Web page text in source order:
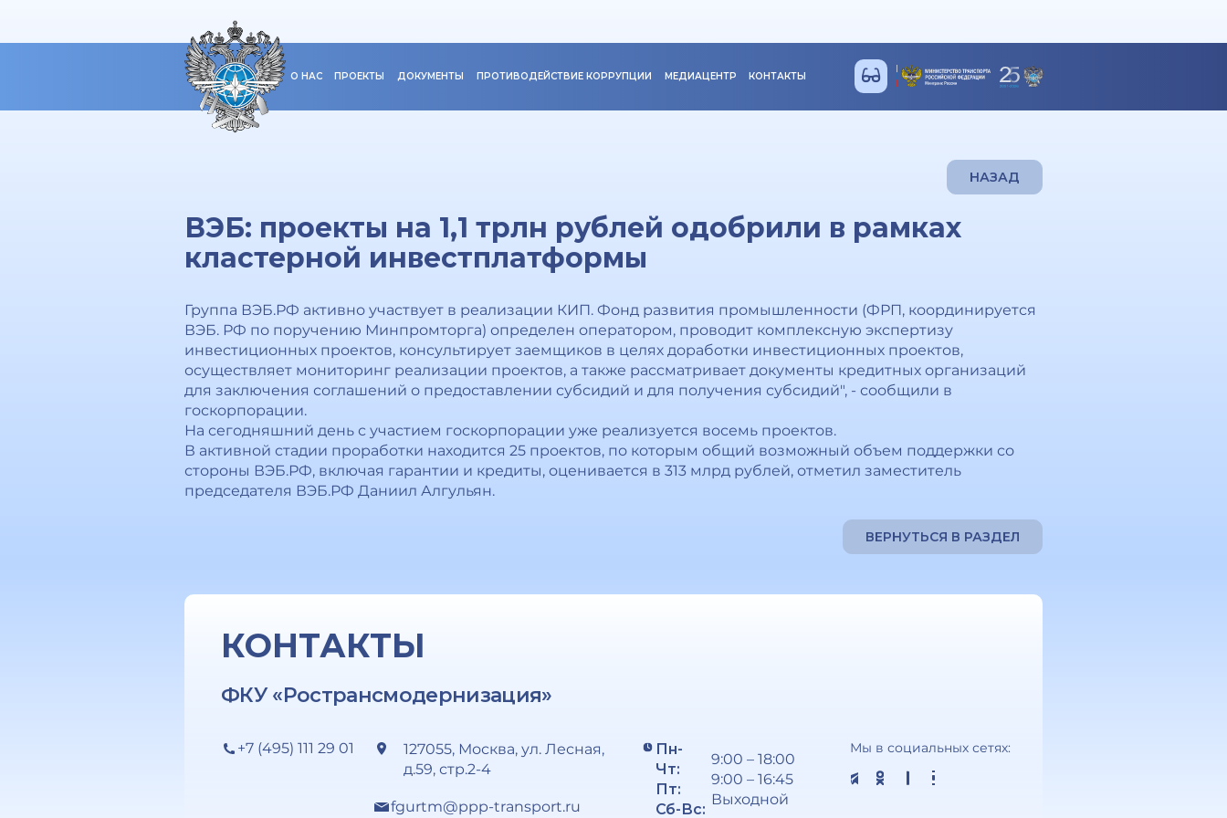
О НАС ПРОЕКТЫ ДОКУМЕНТЫ ПРОТИВОДЕЙСТВИЕ КОРРУПЦИИ МЕДИАЦЕНТР КОНТАКТЫ
НАЗАД
ВЭБ: проекты на 1,1 трлн рублей одобрили в рамках
кластерной инвестплатформы
Группа ВЭБ.РФ активно участвует в реализации КИП. Фонд развития промышленности (ФРП, координируется
ВЭБ. РФ по поручению Минпромторга) определен оператором, проводит комплексную экспертизу
инвестиционных проектов, консультирует заемщиков в целях доработки инвестиционных проектов,
осуществляет мониторинг реализации проектов, а также рассматривает документы кредитных организаций
для заключения соглашений о предоставлении субсидий и для получения субсидий", - сообщили в
госкорпорации.
На сегодняшний день с участием госкорпорации уже реализуется восемь проектов.
В активной стадии проработки находится 25 проектов, по которым общий возможный объем поддержки со
стороны ВЭБ.РФ, включая гарантии и кредиты, оценивается в 313 млрд рублей, отметил заместитель
председателя ВЭБ.РФ Даниил Алгульян.
ВЕРНУТЬСЯ В РАЗДЕЛ
КОНТАКТЫ
ФКУ «Ространсмодернизация»
+7 (495) 111 29 01
127055, Москва, ул. Лесная,
д.59, стр.2-4
fgurtm@ppp-transport.ru
Пн-
Чт:
Пт:
Сб-Вс:
9:00 – 18:00
9:00 – 16:45
Выходной
Мы в социальных сетях: